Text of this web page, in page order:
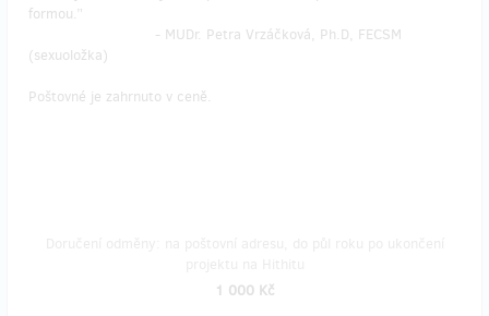
formou.”
- MUDr. Petra Vrzáčková, Ph.D, FECSM
(sexuoložka)
Poštovné je zahrnuto v ceně.
1 000 Kč